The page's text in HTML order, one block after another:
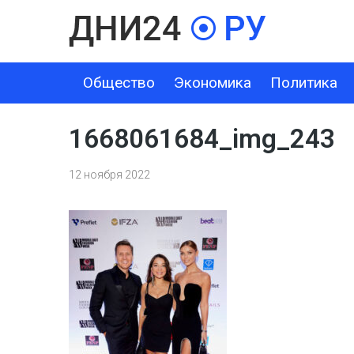
Общество Экономика Политика
ЭКОНОМИКА ПОЛИТИКА ШОУ-БИЗНЕС
1668061684_img_243
12 ноября 2022